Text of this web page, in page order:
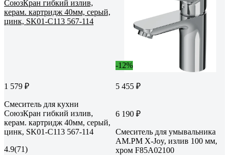
1 579 ₽
Смеситель для кухни
СоюзКран гибкий излив,
керам. картридж 40мм, серый,
цинк, SK01-С113 567-114
4.9(71)
-12%
5 455 ₽
6 190 ₽
Смеситель для умывальника
AM.PM X-Joy, излив 100 мм,
хром F85A02100